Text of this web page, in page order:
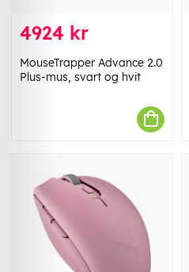
4924 kr
MouseTrapper Advance 2.0
Plus-mus, svart og hvit